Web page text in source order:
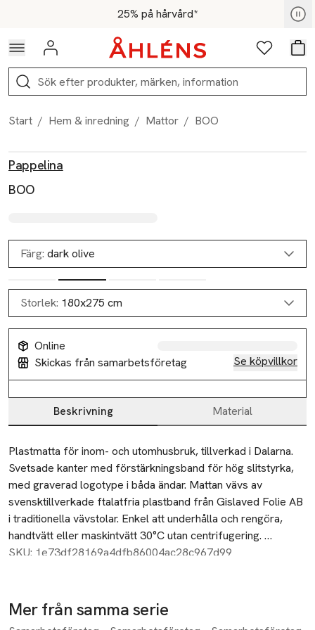
Hoppa till navigationsmenyn25% på hårvård*
För medlemmar - Shoppa nu
Logga in Favoriter
Sök
Start / Hem & inredning / Mattor / BOO
Pappelina
BOO
Färg: dark olive
Storlek: 180x275 cm
Online
Skickas från samarbetsföretag
Se köpvillkor
Beskrivning Material
Beskrivning
Plastmatta för inom- och utomhusbruk, tillverkad i Dalarna.
Svetsade kanter med förstärkningsband för hög slitstyrka,
med graverad logotype i båda ändar. Mattan vävs av
svensktillverkade ftalatfria plastband från Gislaved Folie AB
i traditionella vävstolar. Enkel att underhålla och rengöra,
handtvätt eller maskintvätt 30°C utan centrifugering.
Storleksavvikelser på ±4% kan förekomma på grund av
SKU: 1e73df28169a4dfb86004ac28c967d99
Mer från samma serie